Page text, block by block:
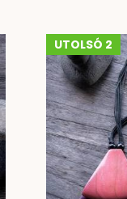
UTOLSÓ 2